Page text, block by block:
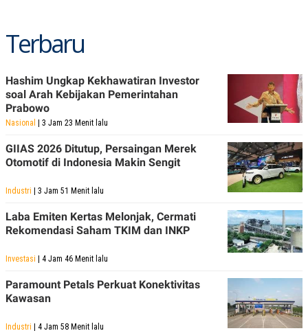
Terbaru
Hashim Ungkap Kekhawatiran Investor
soal Arah Kebijakan Pemerintahan
Prabowo
Nasional | 3 Jam 23 Menit lalu
GIIAS 2026 Ditutup, Persaingan Merek
Otomotif di Indonesia Makin Sengit
Industri | 3 Jam 51 Menit lalu
Laba Emiten Kertas Melonjak, Cermati
Rekomendasi Saham TKIM dan INKP
Investasi | 4 Jam 46 Menit lalu
Paramount Petals Perkuat Konektivitas
Kawasan
Industri | 4 Jam 58 Menit lalu